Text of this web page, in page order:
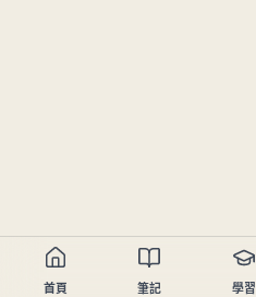
首頁 筆記 學習